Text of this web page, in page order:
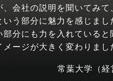
、会社の説明を聞いてみ
いう部分に魅力を感じま
部分にも力を入れている
メージが大きく変わりまし
常葉大学（